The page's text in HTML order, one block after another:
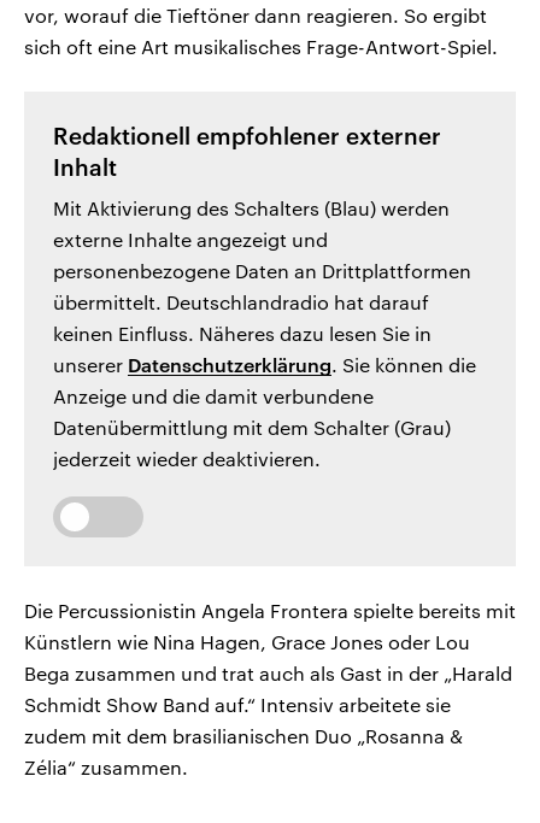
vor, worauf die Tieftöner dann reagieren. So ergibt
sich oft eine Art musikalisches Frage-Antwort-Spiel.
Redaktionell empfohlener externer
Inhalt
Mit Aktivierung des Schalters (Blau) werden
externe Inhalte angezeigt und
personenbezogene Daten an Drittplattformen
übermittelt. Deutschlandradio hat darauf
keinen Einfluss. Näheres dazu lesen Sie in
unserer Datenschutzerklärung. Sie können die
Anzeige und die damit verbundene
Datenübermittlung mit dem Schalter (Grau)
jederzeit wieder deaktivieren.
Die Percussionistin Angela Frontera spielte bereits mit
Künstlern wie Nina Hagen, Grace Jones oder Lou
Bega zusammen und trat auch als Gast in der „Harald
Schmidt Show Band auf.“ Intensiv arbeitete sie
zudem mit dem brasilianischen Duo „Rosanna &
Zélia“ zusammen.